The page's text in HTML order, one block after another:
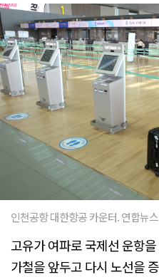
인천공항 대한항공 카운터. 연합뉴스
고유가 여파로 국제선 운항
가철을 앞두고 다시 노선을